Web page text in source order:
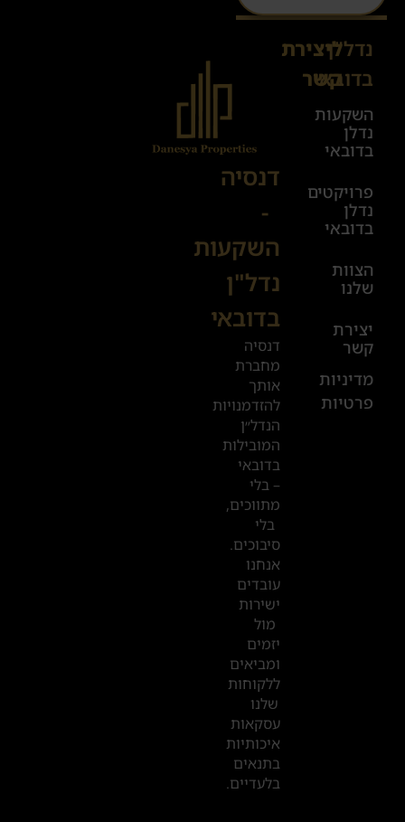
נדל"ן
בדובאי
השקעות
נדלן
בדובאי
פרויקטים
נדלן
בדובאי
הצוות
שלנו
יצירת
קשר
מדיניות
פרטיות
ליצירת
קשר
א׳-ה׳
08:00-
00:00
יום ו׳
08:00-
17:00
+972
52
601
2019
המשרדים
שלנו
בדובאי
Sales@danesya.co.il
דנסיה
-
השקעות
נדל"ן
בדובאי
דנסיה
מחברת
אותך
להזדמנויות
הנדל״ן
המובילות
בדובאי
– בלי
מתווכים,
בלי
סיבוכים.
אנחנו
עובדים
ישירות
מול
יזמים
ומביאים
ללקוחות
שלנו
עסקאות
איכותיות
בתנאים
בלעדיים.